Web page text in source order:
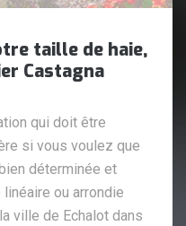
taille de haie,
Castagna
qui doit être
si vous voulez que
déterminée et
ou arrondie
ville de Echalot dans